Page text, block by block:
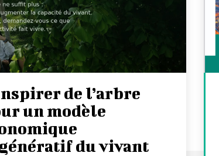
de l’arbre
un modèle
du vivant